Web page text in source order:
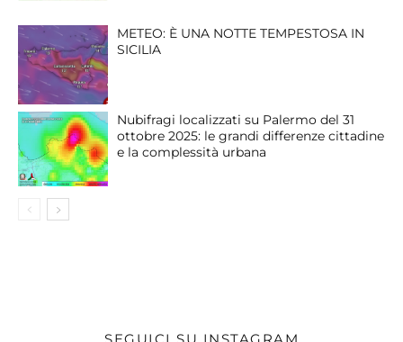
METEO: È UNA NOTTE TEMPESTOSA IN
SICILIA
Nubifragi localizzati su Palermo del 31
ottobre 2025: le grandi differenze cittadine
e la complessità urbana